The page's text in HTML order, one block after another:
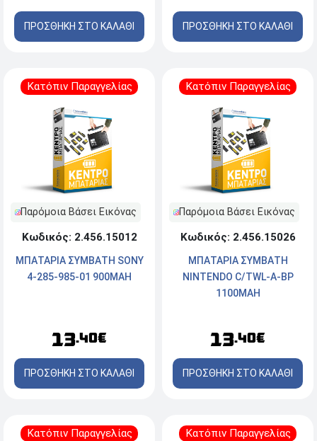
ΠΡΟΣΘΗΚΗ ΣΤΟ ΚΑΛΑΘΙ ΠΡΟΣΘΗΚΗ ΣΤΟ ΚΑΛΑΘΙ
Κατόπιν Παραγγελίας
Παρόμοια Βάσει Εικόνας
Κωδικός: 2.456.15012
ΜΠΑΤΑΡΙΑ ΣΥΜΒΑΤΗ SONY
4-285-985-01 900MAH
13.40€
ΠΡΟΣΘΗΚΗ ΣΤΟ ΚΑΛΑΘΙ
Κατόπιν Παραγγελίας
Παρόμοια Βάσει Εικόνας
Κωδικός: 2.456.15026
ΜΠΑΤΑΡΙΑ ΣΥΜΒΑΤΗ
NINTENDO C/TWL-A-BP
1100MAH
13.40€
ΠΡΟΣΘΗΚΗ ΣΤΟ ΚΑΛΑΘΙ
Κατόπιν Παραγγελίας Κατόπιν Παραγγελίας